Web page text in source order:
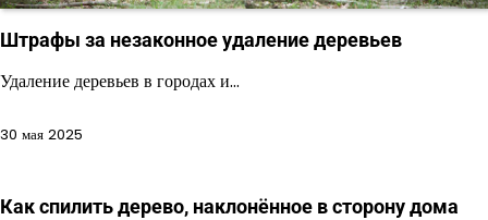
Штрафы за незаконное удаление деревьев
Удаление деревьев в городах и…
30 мая 2025
Как спилить дерево, наклонённое в сторону дома